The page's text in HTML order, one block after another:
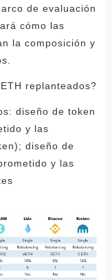
de evaluación
cómo las
la composición y
replanteados?
diseño de token
y las
diseño de
y las